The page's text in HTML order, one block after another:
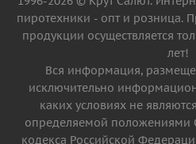
пиротехники - опт и розница.
продукции осуществляется
лет!
Вся информация,
исключительно
каких условиях не
определяемой положениями
кодекса Российской